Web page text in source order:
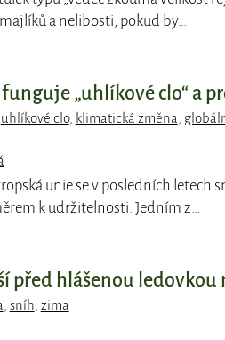
a nelibosti, pokud by…
funguje „uhlíkové clo“ a
uhlíkové clo, klimatická změna
unie se v posledních letech
k udržitelnosti. Jedním z…
před hlášenou ledovkou
sníh zima